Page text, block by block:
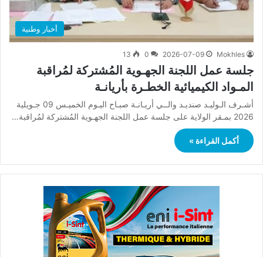
أخبار وطنية
Mokhles
2026-07-09
0
13
جلسة عمل اللجنة الجهـوية المُشتركة لمُراقبة
المـواد الكيميائية الخطـرة بأريانـة
أشـرف الـوليـد صنديـد والــي أريـانـة صبـاح اليـوم الخميـس 09 جـويلية
2026 بمـقر الولاية على جلسة عمل اللجنة الجهـوية المُشتركة لمُراقبة…
أكمل القراءة »